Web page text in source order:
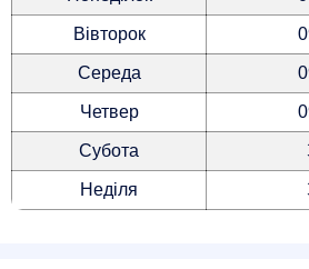
Вівторок
Середа
Четвер
Субота
Неділя